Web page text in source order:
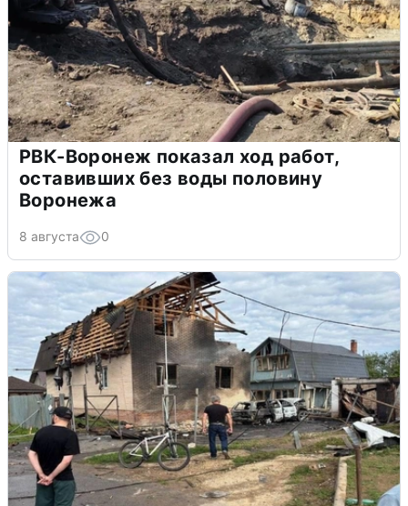
РВК-Воронеж показал ход работ,
оставивших без воды половину
Воронежа
8 августа 0